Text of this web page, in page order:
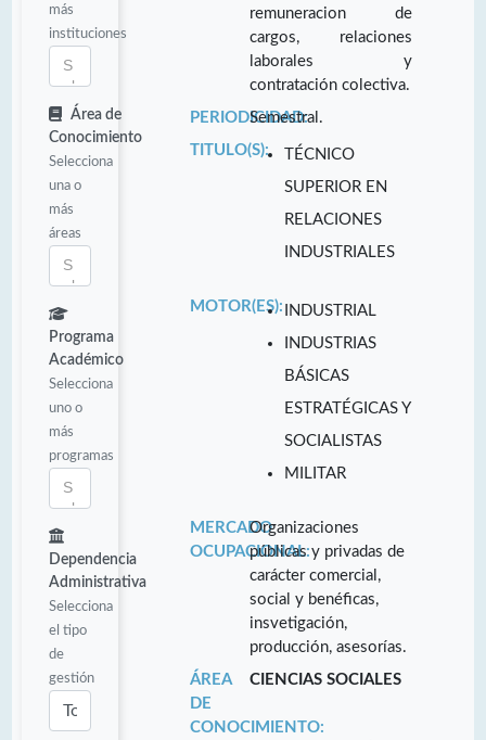
más
instituciones
Área de
Conocimiento
Selecciona
una o
más
áreas
Programa
Académico
Selecciona
uno o
más
programas
Dependencia
Administrativa
Selecciona
el tipo
de
gestión
remuneracion de
cargos, relaciones
laborales y
contratación colectiva.
PERIODICIDAD:
Semestral.
TITULO(S):
TÉCNICO
SUPERIOR EN
RELACIONES
INDUSTRIALES
MOTOR(ES): INDUSTRIAL
INDUSTRIAS
BÁSICAS
ESTRATÉGICAS Y
SOCIALISTAS
MILITAR
MERCADO
OCUPACIONAL:
Organizaciones
públicas y privadas de
carácter comercial,
social y benéficas,
insvetigación,
producción, asesorías.
ÁREA
DE
CONOCIMIENTO:
CIENCIAS SOCIALES